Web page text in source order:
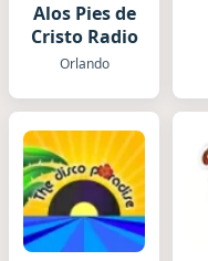
Alos Pies de
Cristo Radio
Orlando